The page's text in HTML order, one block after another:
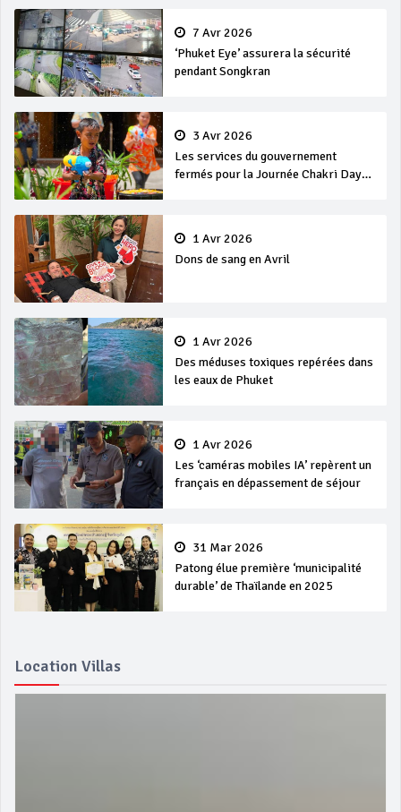
7 Avr 2026
‘Phuket Eye’ assurera la sécurité
pendant Songkran
3 Avr 2026
Les services du gouvernement
fermés pour la Journée Chakri Day
1 Avr 2026
Dons de sang en Avril
1 Avr 2026
Des méduses toxiques repérées dans
les eaux de Phuket
1 Avr 2026
Les ‘caméras mobiles IA’ repèrent un
français en dépassement de séjour
31 Mar 2026
Patong élue première ‘municipalité
durable’ de Thaïlande en 2025
Location Villas